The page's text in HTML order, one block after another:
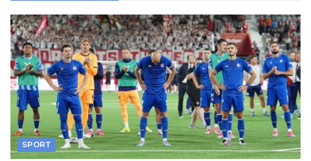
SPORT